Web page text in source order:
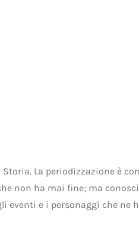
La periodizzazione è
non ha mai fine; ma
eventi e i personaggi che ne